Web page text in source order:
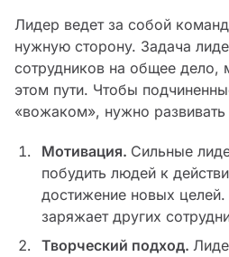
Лидер ведет за собой
нужную сторону. Задача
сотрудников на общее дело,
этом пути. Чтобы
«вожаком», нужно
Мотивация. Сильные
побудить людей к
достижение новых
заряжает других
Творческий подход.